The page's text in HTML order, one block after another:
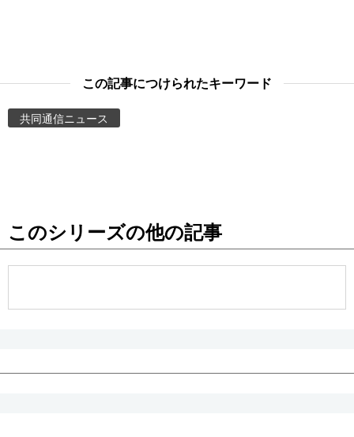
スポーツ・東京2020
Images
この記事につけられたキーワード
共同通信ニュース
このシリーズの他の記事